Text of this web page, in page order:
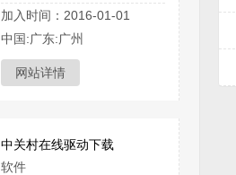
加入时间：2016-01-01
中国:广东:广州
网站详情
中关村在线驱动下载
软件